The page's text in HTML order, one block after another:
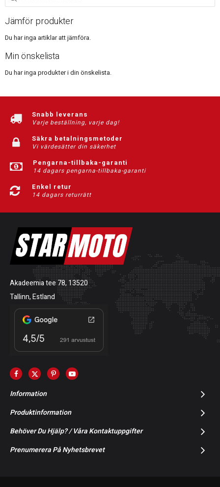
Jämför produkter
Du har inga artiklar att jämföra.
Min önskelista
Du har inga produkter i din önskelista.
Snabb leverans
Varje beställning, varje dag!
Säkra betalningsmetoder
Vi värdesätter din säkerhet
Pengarna-tillbaka-garanti
14 dagars pengarna-tillbaka-garanti
Enkel retur
14 dagars returrätt
Akadeemia tee 78, 13520
Tallinn, Estland
Information
Produktinformation
Behöver Du Hjälp? / Våra Kontaktuppgifter
Prenumerera På Nyhetsbrevet